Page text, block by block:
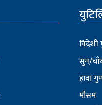
विदेशी
सुन/
हावा
मौसम